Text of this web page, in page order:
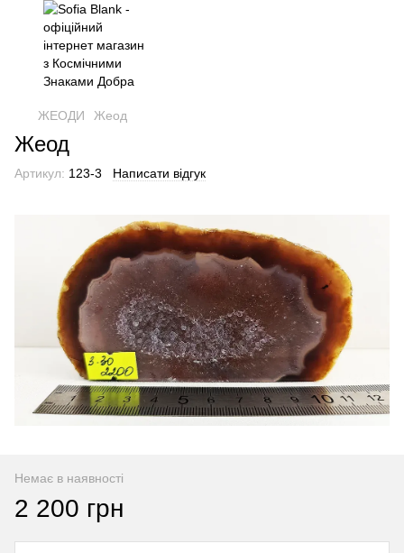
ЖЕОДИ Жеод
Жеод
Артикул: 123-3 Написати відгук
Немає в наявності
2 200 грн